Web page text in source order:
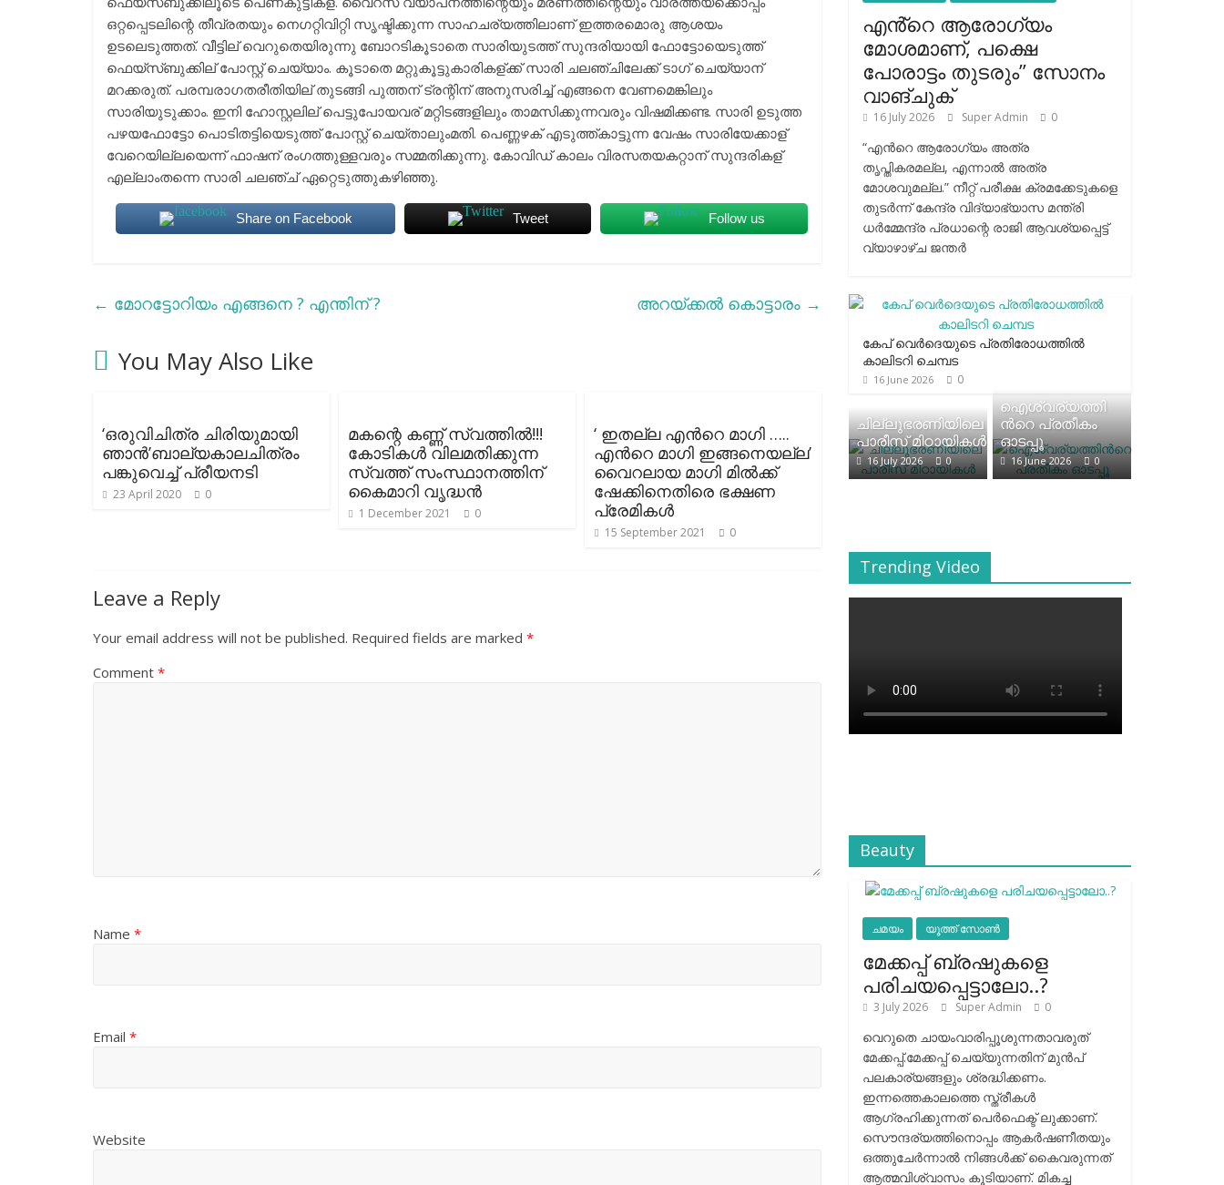
ഒറ്റപ്പെടലിന്റെ തീവ്രതയും നെഗറ്റിവിറ്റി സൃഷ്ടിക്കുന്ന സാഹചര്യത്തിലാണ് ഇത്തരമൊരു ആശയം
ഉടലെടുത്തത്. വീട്ടില് വെറുതെയിരുന്നു ബോറടികൂടാതെ സാരിയുടത്ത് സുന്ദരിയായി ഫോട്ടോയെടുത്ത്
ഫെയ്സ്ബുക്കില് പോസ്റ്റ് ചെയ്യാം. കൂടാതെ മറ്റുകൂട്ടുകാരികള്ക്ക് സാരി ചലഞ്ചിലേക്ക് ടാഗ് ചെയ്യാന്
മറക്കരുത്. പരമ്പരാഗതരീതിയില് തുടങ്ങി പുത്തന് ട്രന്റിന് അനുസരിച്ച് എങ്ങനെ വേണമെങ്കിലും
സാരിയുടുക്കാം. ഇനി ഹോസ്റ്റലില് പെട്ടുപോയവര് മറ്റിടങ്ങളിലും താമസിക്കുന്നവരും വിഷമിക്കണ്ട. സാരി ഉടുത്ത
പഴയഫോട്ടോ പൊടിതട്ടിയെടുത്ത് പോസ്റ്റ് ചെയ്താലുംമതി. പെണ്ണഴക് എടുത്ത്കാട്ടുന്ന വേഷം സാരിയേക്കാള്
വേറെയില്ലയെന്ന് ഫാഷന് രംഗത്തുള്ളവരും സമ്മതിക്കുന്നു. കോവിഡ് കാലം വിരസതയകറ്റാന് സുന്ദരികള്
എല്ലാംതന്നെ സാരി ചലഞ്ച് ഏറ്റെടുത്തുകഴിഞ്ഞു.
Share on Facebook Tweet Follow us
← മോറട്ടോറിയം എങ്ങനെ ? എന്തിന് ? അറയ്ക്കല്‍ കൊട്ടാരം →
You May Also Like
‘ഒരുവിചിത്ര ചിരിയുമായി
ഞാന്‍’ബാല്യകാലചിത്രം
പങ്കുവെച്ച് പ്രീയനടി
23 April 2020 0
മകന്റെ കണ്ണ് സ്വത്തിൽ!!!
കോടികൾ വിലമതിക്കുന്ന
സ്വത്ത് സംസ്ഥാനത്തിന്
കൈമാറി വൃദ്ധൻ
1 December 2021 0
‘ ഇതല്ല എന്‍റെ മാഗി …..
എന്‍റെ മാഗി ഇങ്ങനെയല്ല’
വൈറലായ മാഗി മില്‍ക്ക്
ഷേക്കിനെതിരെ ഭക്ഷണ
പ്രേമികള്‍
15 September 2021 0
Leave a Reply
Your email address will not be published. Required fields are marked *
Comment *
Name *
Email *
Website
എൻ്റെ ആരോഗ്യം
മോശമാണ്, പക്ഷെ
പോരാട്ടം തുടരും” സോനം
വാങ്ചുക്
16 July 2026 Super Admin 0
“എന്‍റെ ആരോഗ്യം അത്ര
തൃപ്തികരമല്ല, എന്നാൽ അത്ര
മോശവുമല്ല.” നീറ്റ് പരീക്ഷ ക്രമക്കേടുകളെ
തുടർന്ന് കേന്ദ്ര വിദ്യാഭ്യാസ മന്ത്രി
ധർമ്മേന്ദ്ര പ്രധാന്റെ രാജി ആവശ്യപ്പെട്ട്
വ്യാഴാഴ്ച ജന്തർ
കേപ് വെര്‍ദെയുടെ പ്രതിരോധത്തില്‍
കാലിടറി ചെമ്പട
16 June 2026 0
ചില്ലുഭരണിയിലെ
പാരീസ് മിഠായികള്‍
16 July 2026 0
ഐശ്വര്യത്തി
ന്‍റെ പ്രതീകം
ഓടപ്പൂ
16 June 2026 0
Trending Video
Beauty
ചമയം യൂത്ത് സോൺ
മേക്കപ്പ് ബ്രഷുകളെ
പരിചയപ്പെട്ടാലോ..?
3 July 2026 Super Admin 0
വെറുതെ ചായംവാരിപ്പൂശുന്നതാവരുത്
മേക്കപ്പ്.മേക്കപ്പ് ചെയ്യുന്നതിന് മുന്‍പ്
പലകാര്യങ്ങളും ശ്രദ്ധിക്കണം.
ഇന്നത്തെകാലത്തെ സ്ത്രീകള്‍
ആഗ്രഹിക്കുന്നത് പെര്‍ഫെക്ട് ലുക്കാണ്.
സൌന്ദര്യത്തിനൊപ്പം ആകര്‍ഷണീതയും
ഒത്തുചേര്‍ന്നാല്‍ നിങ്ങള്‍ക്ക് കൈവരുന്നത്
ആത്മവിശ്വാസം കൂടിയാണ്. മികച്ച